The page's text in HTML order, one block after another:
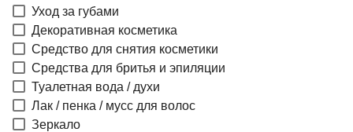
Уход за губами
Декоративная косметика
Средство для снятия косметики
Средства для бритья и эпиляции
Туалетная вода / духи
Лак / пенка / мусс для волос
Зеркало